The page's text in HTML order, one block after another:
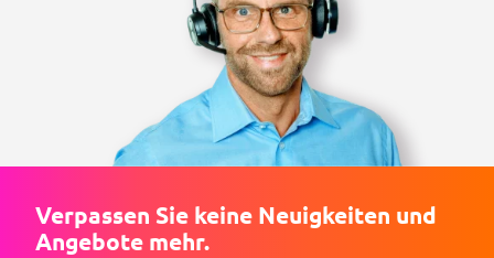
Verpassen Sie keine Neuigkeiten und
Angebote mehr.